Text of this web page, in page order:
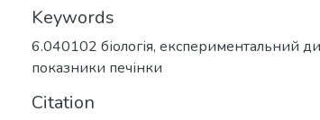
Keywords
6.040102 біологія, експериментальний
показники печінки
Citation